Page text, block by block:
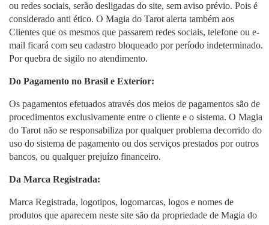
ou redes sociais, serão desligadas do site, sem aviso prévio. Pois é
considerado anti ético. O Magia do Tarot alerta também aos
Clientes que os mesmos que passarem redes sociais, telefone ou e-
mail ficará com seu cadastro bloqueado por período indeterminado.
Por quebra de sigilo no atendimento.
Do Pagamento no Brasil e Exterior:
Os pagamentos efetuados através dos meios de pagamentos são de
procedimentos exclusivamente entre o cliente e o sistema. O Magia
do Tarot não se responsabiliza por qualquer problema decorrido do
uso do sistema de pagamento ou dos serviços prestados por outros
bancos, ou qualquer prejuízo financeiro.
Da Marca Registrada:
Marca Registrada, logotipos, logomarcas, logos e nomes de
produtos que aparecem neste site são da propriedade de Magia do